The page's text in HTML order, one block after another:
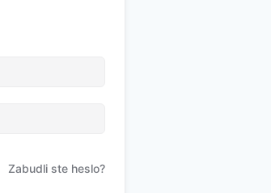
Zabudli ste heslo?